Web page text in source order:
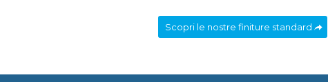
Scopri le nostre finiture standard